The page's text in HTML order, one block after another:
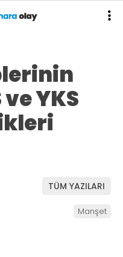
YKS
TÜM YAZILARI
Manşet